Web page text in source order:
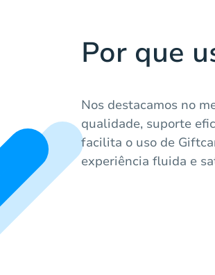
Por que
Nos destacamos no
qualidade, suporte
facilita o uso de
experiência fluida e